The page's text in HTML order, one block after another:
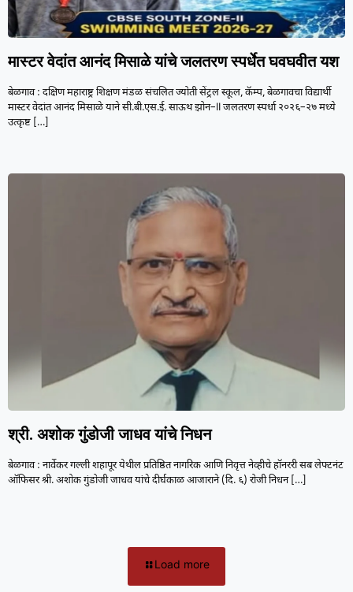
मास्टर वेदांत आनंद मिसाळे यांचे जलतरण स्पर्धेत घवघवीत यश
बेळगाव : दक्षिण महाराष्ट्र शिक्षण मंडळ संचलित ज्योती सेंट्रल स्कूल, कॅम्प, बेळगावचा विद्यार्थी
मास्टर वेदांत आनंद मिसाळे याने सी.बी.एस.ई. साऊथ झोन–II जलतरण स्पर्धा २०२६–२७ मध्ये
उत्कृष्ट […]
श्री. अशोक गुंडोजी जाधव यांचे निधन
बेळगाव : नार्वेकर गल्ली शहापूर येथील प्रतिष्ठित नागरिक आणि निवृत्त नेव्हीचे हॉनररी सब लेफ्टनंट
ऑफिसर श्री. अशोक गुंडोजी जाधव यांचे दीर्घकाळ आजाराने (दि. ६) रोजी निधन[…]
Load more